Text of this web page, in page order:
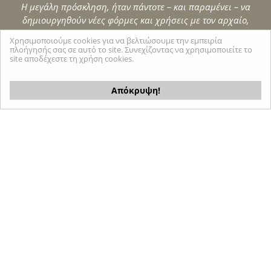
Απόκρυψη!
Χρησιμοποιούμε cookies για να βελτιώσουμε την εμπειρία
πλοήγησής σας σε αυτό το site. Συνεχίζοντας να χρησιμοποιείτε το
site αποδέχεστε τη χρήση cookies.
Η μεγάλη πρόσκληση, ήταν πάντοτε – και παραμένει – να
δημιουργηθούν νέες φόρμες και χρήσεις με τον αρχαίο,
πολλαπλά δοκιμασμένο και γι αυτό αλάνθαστο τρόπο…
ΕΠΙΚΟΙΝΩΝΙΑ
Διεύθυνση: Πύργος Τήνου 84 201